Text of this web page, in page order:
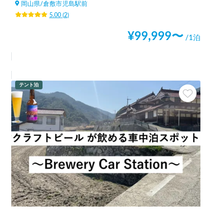
岡山県/倉敷市児島駅前
5.00(2)
¥99,999〜 /1泊
テント泊